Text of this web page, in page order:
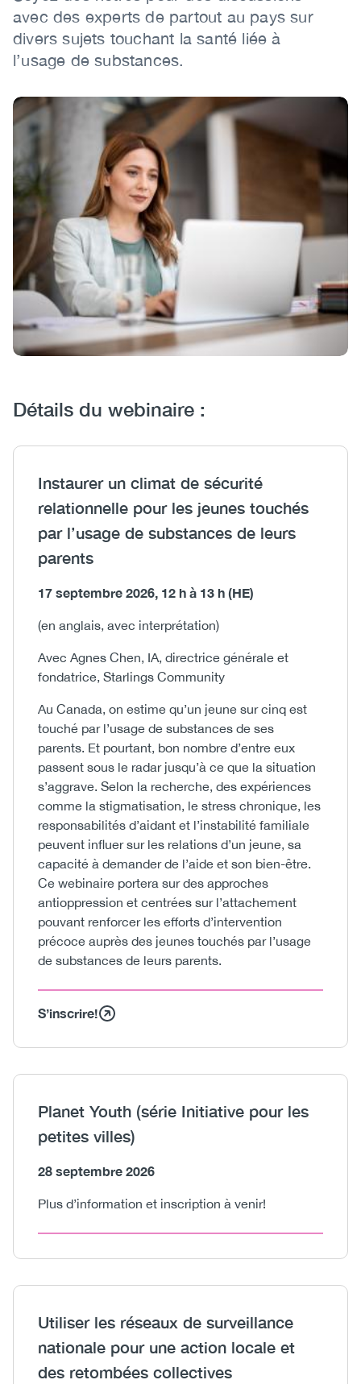
avec des experts de partout au pays sur
divers sujets touchant la santé liée à
l’usage de substances.
Image
Image
Détails du webinaire :
Heading
Instaurer un climat de sécurité
relationnelle pour les jeunes touchés
par l’usage de substances de leurs
parents
Body
17 septembre 2026, 12 h à 13 h (HE)
(en anglais, avec interprétation)
Avec Agnes Chen, IA, directrice générale et
fondatrice, Starlings Community
Au Canada, on estime qu’un jeune sur cinq est
touché par l’usage de substances de ses
parents. Et pourtant, bon nombre d’entre eux
passent sous le radar jusqu’à ce que la situation
s’aggrave. Selon la recherche, des expériences
comme la stigmatisation, le stress chronique, les
responsabilités d’aidant et l’instabilité familiale
peuvent influer sur les relations d’un jeune, sa
capacité à demander de l’aide et son bien-être.
Ce webinaire portera sur des approches
antioppression et centrées sur l’attachement
pouvant renforcer les efforts d’intervention
précoce auprès des jeunes touchés par l’usage
de substances de leurs parents.
S’inscrire!
Heading
Planet Youth (série Initiative pour les
petites villes)
Body
28 septembre 2026
Plus d’information et inscription à venir!
Heading
Utiliser les réseaux de surveillance
nationale pour une action locale et
des retombées collectives